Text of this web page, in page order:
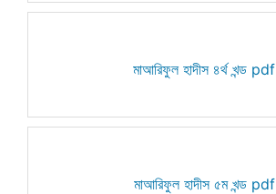
মাআরিফুল হাদীস ৪র্থ খন্ড pdf
মাআরিফুল হাদীস ৫ম খন্ড pdf